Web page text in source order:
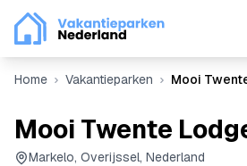
Home Vakantieparken Mooi
Mooi Twente
Markelo, Overijssel, Nederland